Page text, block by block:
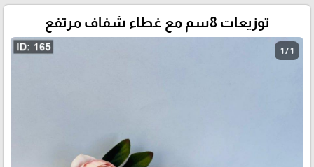
توزيعات 8سم مع غطاء شفاف مرتفع
1 / 1